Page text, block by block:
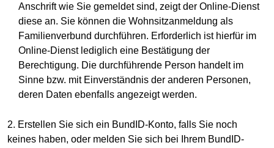
Anschrift wie Sie gemeldet sind, zeigt der Online-Dienst
diese an. Sie können die Wohnsitzanmeldung als
Familienverbund durchführen. Erforderlich ist hierfür im
Online-Dienst lediglich eine Bestätigung der
Berechtigung. Die durchführende Person handelt im
Sinne bzw. mit Einverständnis der anderen Personen,
deren Daten ebenfalls angezeigt werden.
2. Erstellen Sie sich ein BundID-Konto, falls Sie noch
keines haben, oder melden Sie sich bei Ihrem BundID-